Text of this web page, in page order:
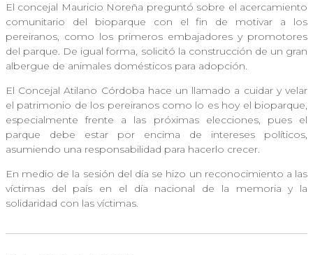
El concejal Mauricio Noreña preguntó sobre el acercamiento
comunitario del bioparque con el fin de motivar a los
pereiranos, como los primeros embajadores y promotores
del parque. De igual forma, solicitó la construcción de un gran
albergue de animales domésticos para adopción.
El Concejal Atilano Córdoba hace un llamado a cuidar y velar
el patrimonio de los pereiranos como lo es hoy el bioparque,
especialmente frente a las próximas elecciones, pues el
parque debe estar por encima de intereses políticos,
asumiendo una responsabilidad para hacerlo crecer.
En medio de la sesión del día se hizo un reconocimiento a las
víctimas del país en el día nacional de la memoria y la
solidaridad con las víctimas.